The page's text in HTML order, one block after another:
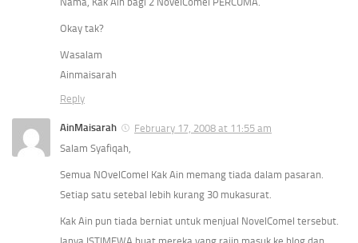
Okay tak?
Wasalam
Ainmaisarah
Reply
AinMaisarah
February 17, 2008 at 11:55 am
Salam Syafiqah,
Semua NOvelComel Kak Ain memang tiada dalam pasaran.
Setiap satu setebal lebih kurang 30 mukasurat.
Kak Ain pun tiada berniat untuk menjual NovelComel tersebut.